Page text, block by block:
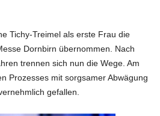
Tichy-Treimel als erste Frau die
Dornbirn übernommen. Nach
trennen sich nun die Wege. Am
Prozesses mit sorgsamer Abwägung
gefallen.